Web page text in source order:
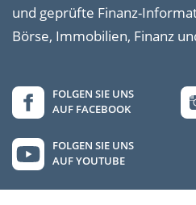
und geprüfte Finanz-
Börse, Immobilien, Finanz
FOLGEN SIE UNS
AUF FACEBOOK
FOLGEN SIE UNS
AUF YOUTUBE